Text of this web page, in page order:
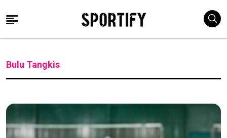
Bulu Tangkis